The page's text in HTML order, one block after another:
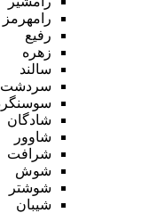
رامهرمز
رفیع
زهره
سالند
سردشت
شادگان
شاوور
شرافت
شوش
شوشتر
شیبان